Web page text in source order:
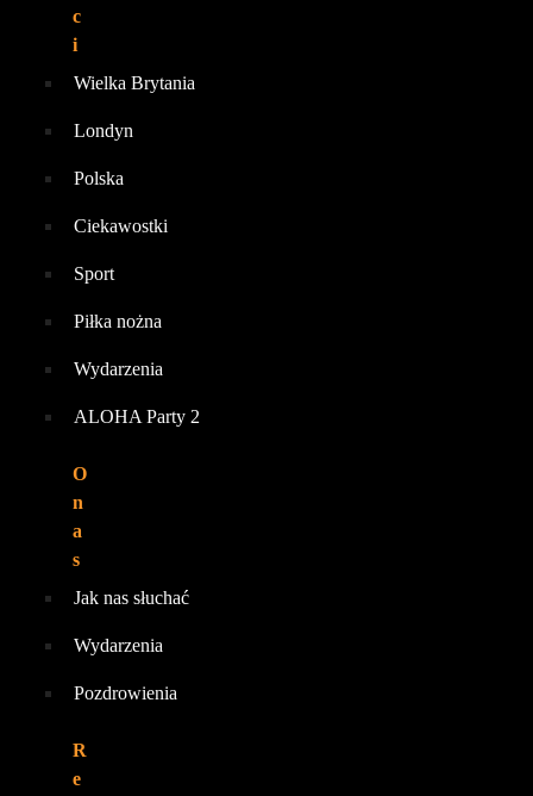
c
i
Wielka Brytania
Londyn
Polska
Ciekawostki
Sport
Piłka nożna
Wydarzenia
ALOHA Party 2
O
n
a
s
Jak nas słuchać
Wydarzenia
Pozdrowienia
R
e